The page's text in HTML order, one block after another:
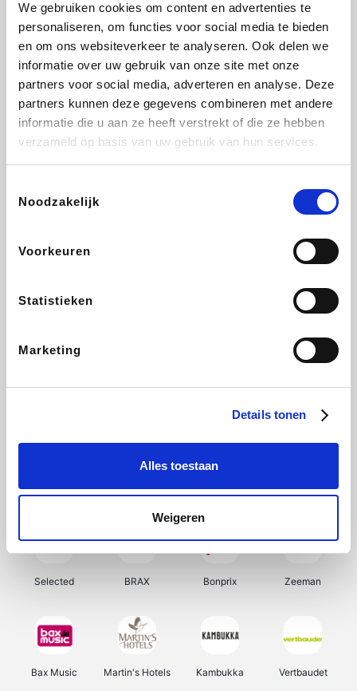
We gebruiken cookies om content en advertenties te
personaliseren, om functies voor social media te bieden
en om ons websiteverkeer te analyseren. Ook delen we
informatie over uw gebruik van onze site met onze
partners voor social media, adverteren en analyse. Deze
partners kunnen deze gegevens combineren met andere
informatie die u aan ze heeft verstrekt of die ze hebben
verzameld op basis van uw gebruik van hun services.
Noodzakelijk
Voorkeuren
Statistieken
Marketing
Details tonen
Alles toestaan
Weigeren
Sarenza Weekendesk Schiesser Interhome
Lufthansa
CheapTickets.be DeubaXXL
Samsung My Jewellery Delonghi Tennis Point
Selected BRAX Bonprix Zeeman
Bax Music Martin's Hotels Kambukka Vertbaudet